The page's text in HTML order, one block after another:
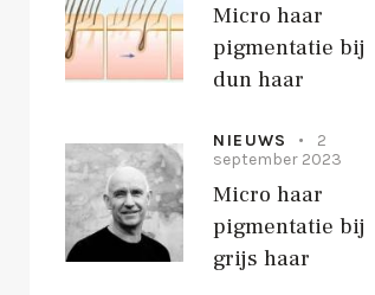
Micro haar
pigmentatie bij
dun haar
NIEUWS
2
september 2023
Micro haar
pigmentatie bij
grijs haar